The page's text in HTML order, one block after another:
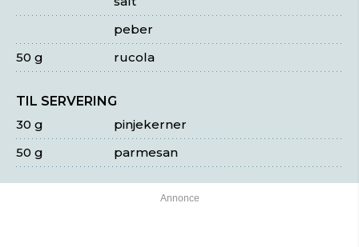
peber
rucola
50 g
TIL SERVERING
pinjekerner
30 g
parmesan
50 g